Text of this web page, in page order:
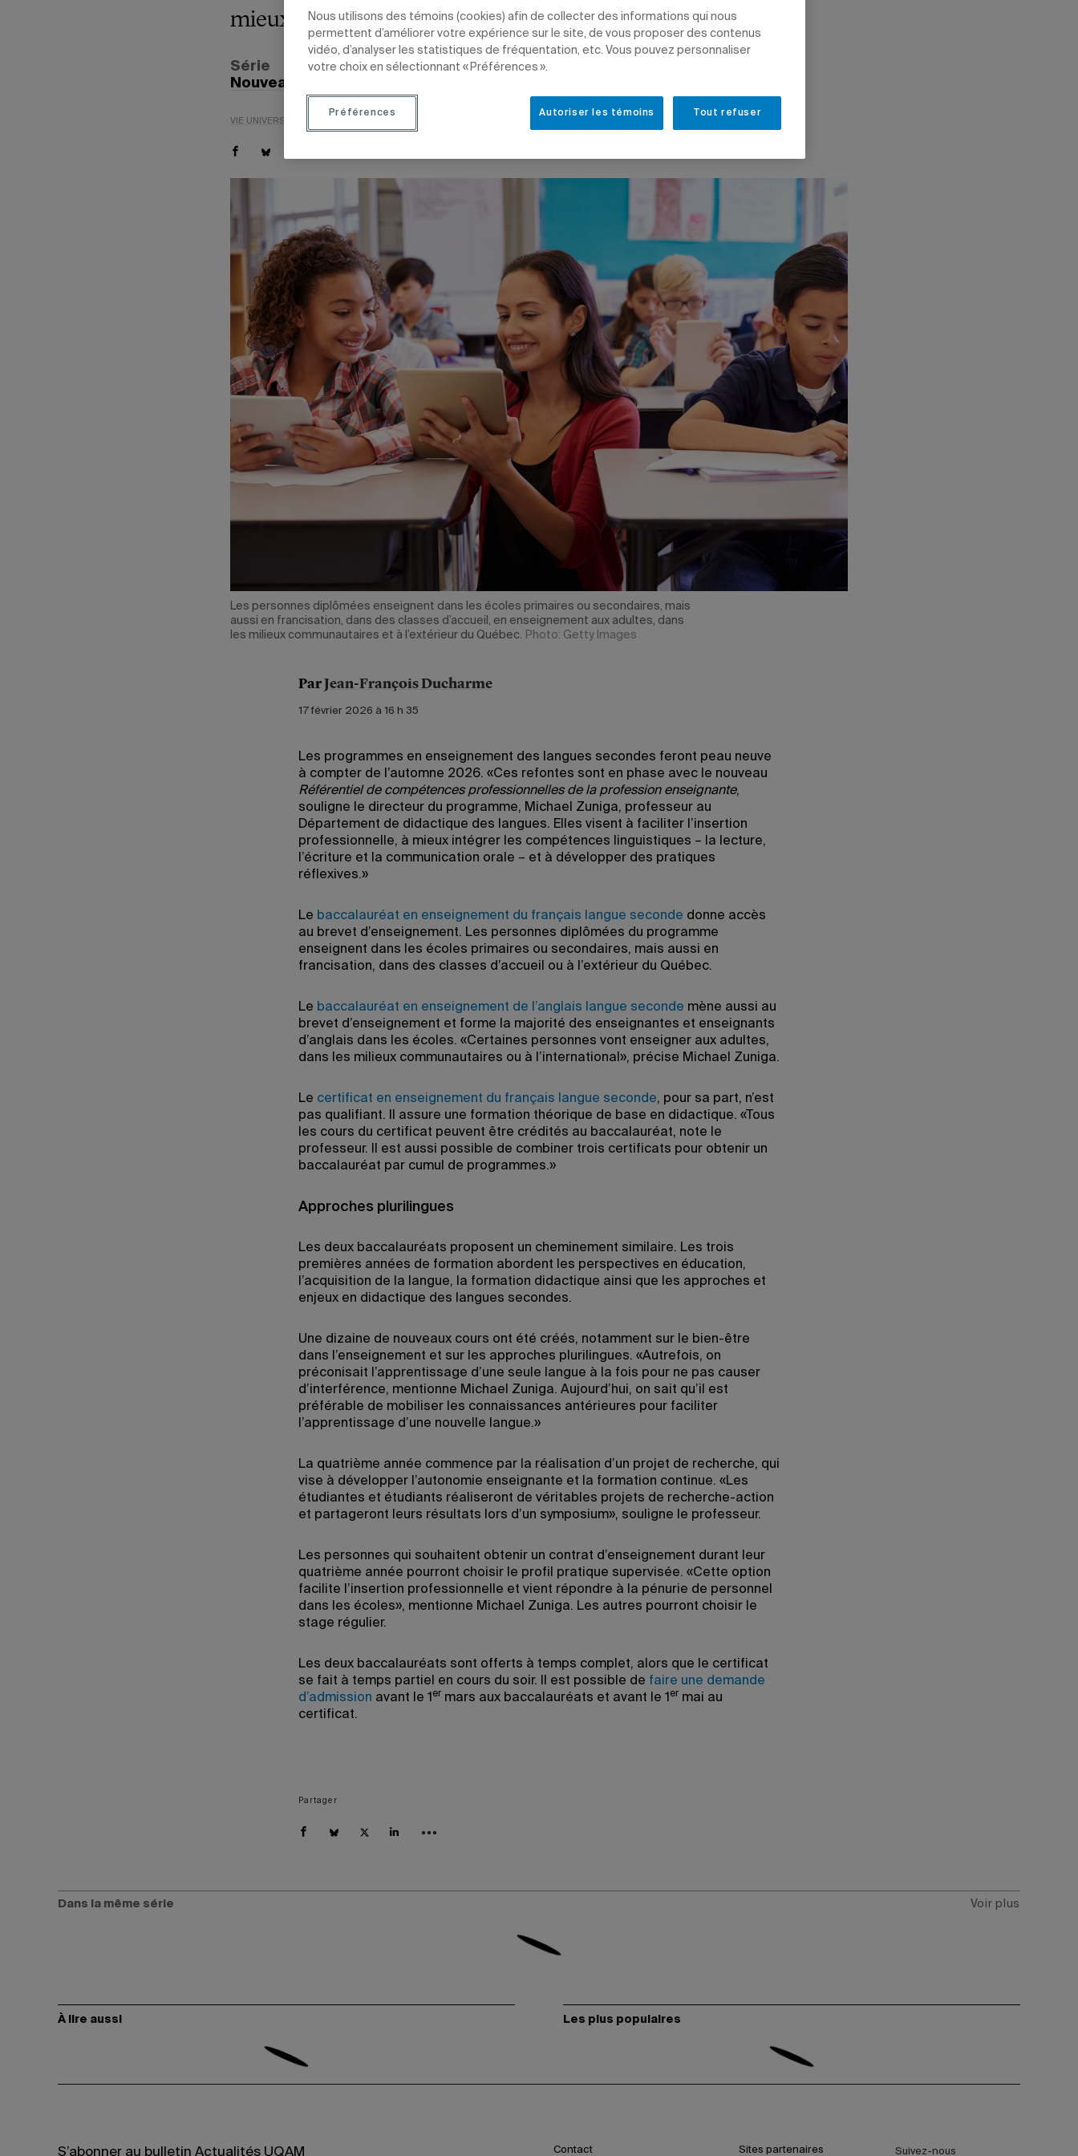
mieux intégrer les compétences linguistiques.
Série
Nouveaux programmes d'études
VIE UNIVERSITAIRE
Les personnes diplômées enseignent dans les écoles primaires ou secondaires, mais
aussi en francisation, dans des classes d’accueil, en enseignement aux adultes, dans
les milieux communautaires et à l’extérieur du Québec. Photo: Getty Images
ParJean-François Ducharme
17 février 2026 à 16 h 35
Les programmes en enseignement des langues secondes feront peau neuve
à compter de l’automne 2026. «Ces refontes sont en phase avec le nouveau
Référentiel de compétences professionnelles de la profession enseignante,
souligne le directeur du programme, Michael Zuniga, professeur au
Département de didactique des langues. Elles visent à faciliter l’insertion
professionnelle, à mieux intégrer les compétences linguistiques – la lecture,
l’écriture et la communication orale – et à développer des pratiques
réflexives.»
Le baccalauréat en enseignement du français langue seconde donne accès
au brevet d’enseignement. Les personnes diplômées du programme
enseignent dans les écoles primaires ou secondaires, mais aussi en
francisation, dans des classes d’accueil ou à l’extérieur du Québec.
Le baccalauréat en enseignement de l’anglais langue seconde mène aussi au
brevet d’enseignement et forme la majorité des enseignantes et enseignants
d’anglais dans les écoles. «Certaines personnes vont enseigner aux adultes,
dans les milieux communautaires ou à l’international», précise Michael Zuniga.
Le certificat en enseignement du français langue seconde, pour sa part, n’est
pas qualifiant. Il assure une formation théorique de base en didactique. «Tous
les cours du certificat peuvent être crédités au baccalauréat, note le
professeur. Il est aussi possible de combiner trois certificats pour obtenir un
baccalauréat par cumul de programmes.»
Approches plurilingues
Les deux baccalauréats proposent un cheminement similaire. Les trois
premières années de formation abordent les perspectives en éducation,
l’acquisition de la langue, la formation didactique ainsi que les approches et
enjeux en didactique des langues secondes.
Une dizaine de nouveaux cours ont été créés, notamment sur le bien-être
dans l’enseignement et sur les approches plurilingues. «Autrefois, on
préconisait l’apprentissage d’une seule langue à la fois pour ne pas causer
d’interférence, mentionne Michael Zuniga. Aujourd’hui, on sait qu’il est
préférable de mobiliser les connaissances antérieures pour faciliter
l’apprentissage d’une nouvelle langue.»
La quatrième année commence par la réalisation d’un projet de recherche, qui
vise à développer l’autonomie enseignante et la formation continue. «Les
étudiantes et étudiants réaliseront de véritables projets de recherche-action
et partageront leurs résultats lors d’un symposium», souligne le professeur.
Les personnes qui souhaitent obtenir un contrat d’enseignement durant leur
quatrième année pourront choisir le profil pratique supervisée. «Cette option
facilite l’insertion professionnelle et vient répondre à la pénurie de personnel
dans les écoles», mentionne Michael Zuniga. Les autres pourront choisir le
stage régulier.
Les deux baccalauréats sont offerts à temps complet, alors que le certificat
se fait à temps partiel en cours du soir. Il est possible de faire une demande
d’admission avant le 1 er mars aux baccalauréats et avant le 1 er mai au
certificat.
Partager
Dans la même série Voir plus
À lire aussi Les plus populaires
S’abonner au bulletin Actualités UQAM Contact Sites partenaires Suivez-nous
Nous utilisons des témoins (cookies) afin de collecter des informations qui nous
permettent d’améliorer votre expérience sur le site, de vous proposer des contenus
vidéo, d’analyser les statistiques de fréquentation, etc. Vous pouvez personnaliser
votre choix en sélectionnant « Préférences ».
Tout refuser
Autoriser les témoins
Préférences